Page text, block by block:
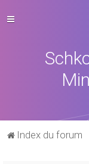
Index du forum